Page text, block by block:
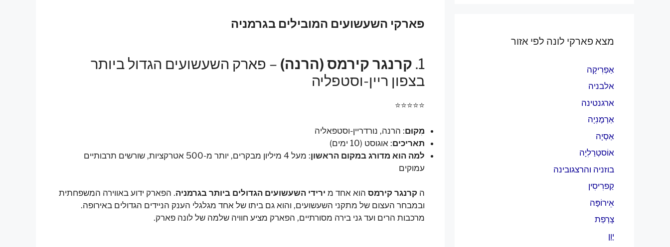
פארקי השעשועים המובילים בגרמניה
1. קרנגר קירמס (הרנה) – פארק השעשועים הגדול ביותר
בצפון ריין-וסטפליה
⭐⭐⭐⭐⭐
מִקוּם: הרנה, נורדריין-וסטפאליה
תאריכים: אוגוסט (10 ימים)
למה הוא מדורג במקום הראשון
: מעל 4 מיליון מבקרים, יותר מ-500 אטרקציות, שורשים תרבותיים
עמוקים
ה קרנגר קירמס הוא אחד מ ירידי השעשועים הגדולים ביותר בגרמניה. הפארק ידוע באווירה המשפחתית
ובמבחר העצום של מתקני השעשועים, והוא גם ביתו של אחד מגלגלי הענק הניידים הגדולים באירופה.
מרכבות הרים ועד גני בירה מסורתיים, הפארק מציע חוויה שלמה של לונה פארק.
מצא פארקי לונה לפי אזור
אַפְרִיקָה
אלבניה
ארגנטינה
אַרְמֶנִיָה
אַסְיָה
אוֹסטְרַלִיָה
בוזניה והרצגובינה
קַפרִיסִין
אֵירוֹפָּה
צָרְפַת
יָוָן